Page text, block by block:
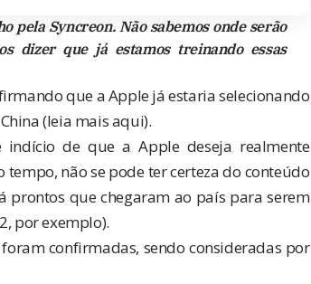
pela Syncreon. Não sabemos onde serão
dizer que já estamos treinando essas
que a Apple já estaria selecionando
(leia maisaqui).
indício de que a Apple deseja realmente
não se pode ter certeza do conteúdo
prontos que chegaram ao país para serem
por exemplo).
confirmadas, sendo consideradas por